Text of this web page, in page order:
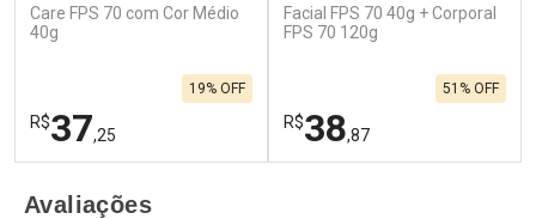
Care FPS 70 com Cor Médio
40g
R$37,25
19% OFF
Facial FPS 70 40g + Corporal
FPS 70 120g
R$38,87
51% OFF
Avaliações